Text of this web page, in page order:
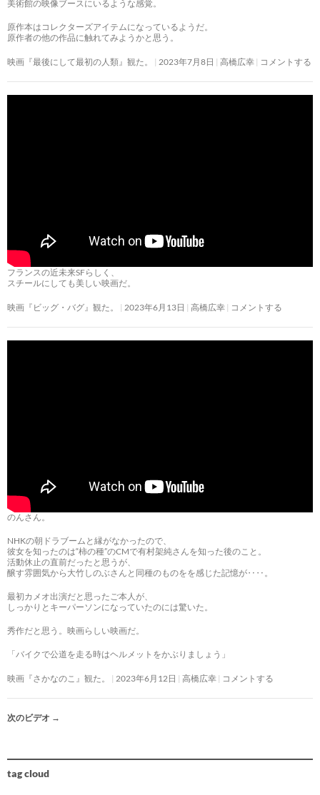
美術館の映像ブースにいるような感覚。
原作本はコレクターズアイテムになっているようだ。
原作者の他の作品に触れてみようかと思う。
映画『最後にして最初の人類』観た。 2023年7月8日 高橋広幸 コメントする
フランスの近未来SFらしく、
スチールにしても美しい映画だ。
映画『ビッグ・バグ』観た。 2023年6月13日 高橋広幸 コメントする
のんさん。
NHKの朝ドラブームと縁がなかったので、
彼女を知ったのは“柿の種”のCMで有村架純さんを知った後のこと。
活動休止の直前だったと思うが、
醸す雰囲気から大竹しのぶさんと同種のものをを感じた記憶が‥‥。
最初カメオ出演だと思ったご本人が、
しっかりとキーパーソンになっていたのには驚いた。
秀作だと思う。映画らしい映画だ。
「バイクで公道を走る時はヘルメットをかぶりましょう」
映画『さかなのこ』観た。 2023年6月12日 高橋広幸 コメントする
次のビデオ →
tag cloud